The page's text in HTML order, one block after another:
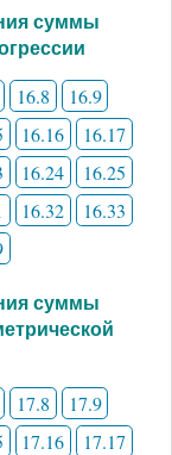
суммы
16.8
16.9
16.16
16.17
16.24
16.25
16.32
16.33
суммы
17.8
17.9
17.16
17.17